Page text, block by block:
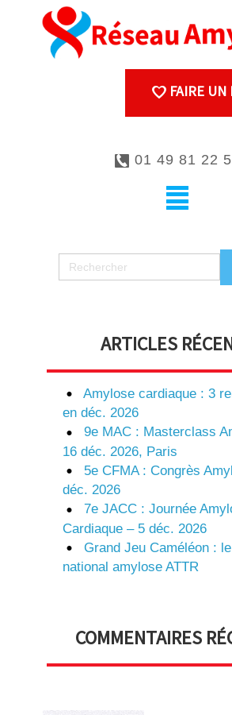
FAIRE UN
01 49 81 22
ARTICLES
Amylose cardiaque : 3
en déc. 2026
9e MAC : Masterclass
16 déc. 2026, Paris
5e CFMA : Congrès
déc. 2026
7e JACC : Journée
Cardiaque – 5 déc. 2026
Grand Jeu Caméléon :
national amylose ATTR
COMMENTAIRES